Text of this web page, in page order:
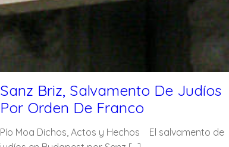
Sanz Briz, Salvamento De Judíos
Por Orden De Franco
Pío Moa Dichos, Actos y Hechos El salvamento de